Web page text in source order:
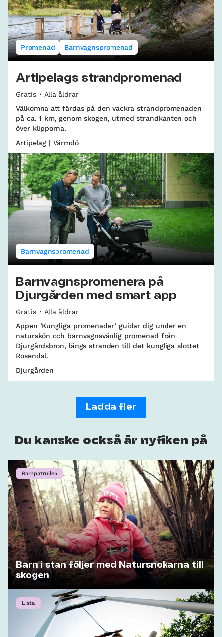
Promenad Barnvagnspromenad
Artipelags strandpromenad
Gratis
Alla åldrar
Välkomna att färdas på den vackra strandpromenaden
på ca. 1 km, genom skogen, utmed strandkanten och
över klipporna.
Artipelag | Värmdö
Barnvagnspromenad
Barnvagnspromenera på
Djurgården med smart app
Gratis
Alla åldrar
Appen ’Kungliga promenader’ guidar dig under en
naturskön och barnvagnsvänlig promenad från
Djurgårdsbron, längs stranden till det kungliga slottet
Rosendal.
Djurgården
Ladda fler
Du kanske också är nyfiken på
Barnpatrullen
Barn i stan följer med Natursnokarna till
skogen
Lista